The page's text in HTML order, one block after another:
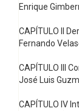
Enrique
CAPÍTULO II
Fernando
CAPÍTULO III
José Luis
CAPÍTULO IV